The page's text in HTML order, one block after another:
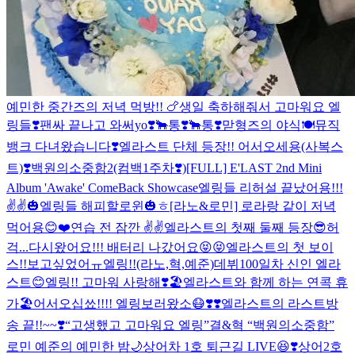
예민한 중간즈의 저녁 먹방!! 🍗생일 축하해줘서 고마워요 엘
링들❣️팬싸 끝나고 와써yo❣️🐂통❣️🐂통❣️맏형즈의 야식🍽뮤직
뱅크 다녀왔습니다❣️엘라스트 단체 등장!! 어서오세용(사복스
트)❣️백원의소중함2(컴백1주차❣️)[FULL] E'LAST 2nd Mini
Album 'Awake' ComeBack Showcase엘링들 리허설 끝났어용!!!
✌️✌️🎃엘링들 해피할로윈🎃ㅎ[라노&로민] 로라랑 같이 저녁
먹어용😊❤️연습 전 잠깐 ✌️✌️엘라스트의 첫째 둘째 등장😎허
걱...다시왔어요!!! 배터리 나갔어요😝😝엘라스트의 첫 보이
스!!보고싶었어ㅠ엘링!!(라노,혁,예준)데뷔100일차 신인 엘라
스트😊엘링!! 고마워 사랑해❣️🏖엘라스트와 함께 하는 연콕 휴
가🏖어서오십쑈!!!! 엘링보러왔소😷❣️❣️엘라스트의 라스트방
송 끝!!~~❣️“고생했고 고마워요 엘링”결&혁 “백원의소중함”
로민 예준의 예민한 밤🌙상어차 1호 퇴근길 LIVE😆❣️상어2호